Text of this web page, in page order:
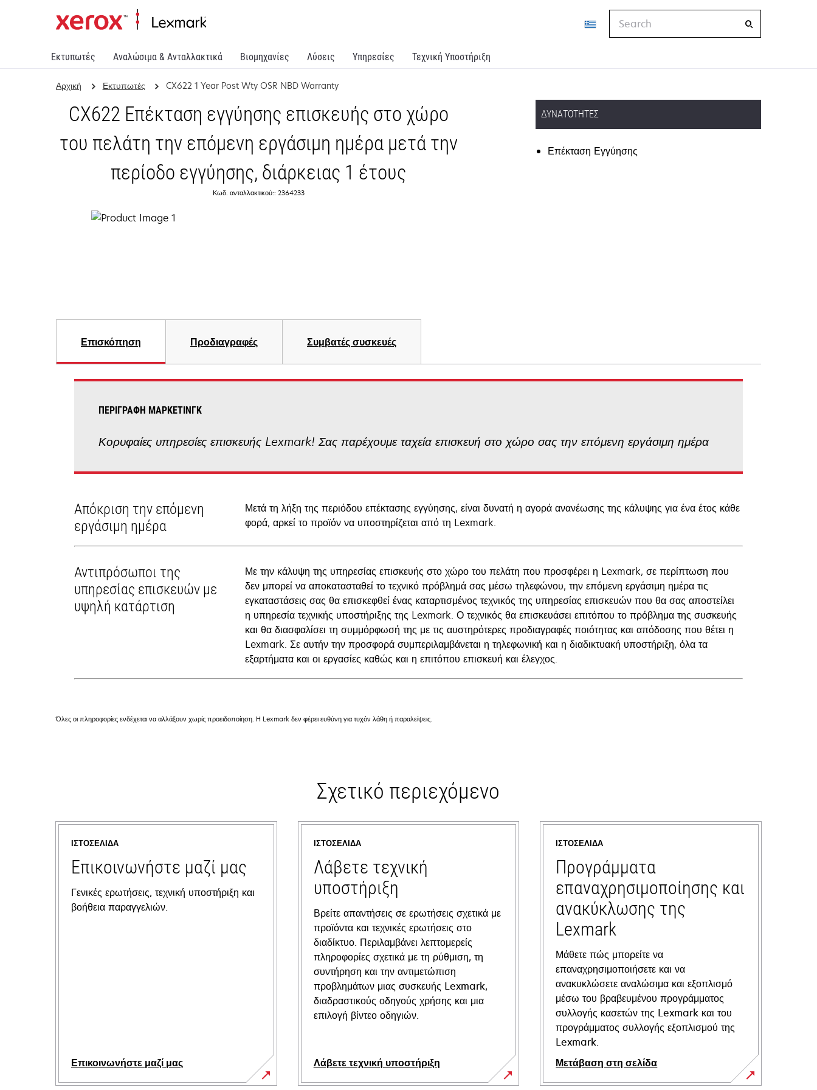
Εκτυπωτές Αναλώσιμα & Ανταλλακτικά Βιομηχανίες Λύσεις Υπηρεσίες Τεχνική Υποστήριξη
Αρχική Εκτυπωτές CX622 1 Year Post Wty OSR NBD Warranty
CX622 Επέκταση εγγύησης επισκευής στο χώρο
του πελάτη την επόμενη εργάσιμη ημέρα μετά την
περίοδο εγγύησης, διάρκειας 1 έτους
Κωδ. ανταλλακτικού:: 2364233
ΔΥΝΑΤΌΤΗΤΕΣ
Επέκταση Εγγύησης
Επισκόπηση Προδιαγραφές Συμβατές συσκευές
ΠΕΡΙΓΡΑΦΉ ΜΆΡΚΕΤΙΝΓΚ
Κορυφαίες υπηρεσίες επισκευής Lexmark! Σας παρέχουμε ταχεία επισκευή στο χώρο σας την επόμενη εργάσιμη ημέρα
Απόκριση την επόμενη
εργάσιμη ημέρα
Μετά τη λήξη της περιόδου επέκτασης εγγύησης, είναι δυνατή η αγορά ανανέωσης της κάλυψης για ένα έτος κάθε
φορά, αρκεί το προϊόν να υποστηρίζεται από τη Lexmark.
Αντιπρόσωποι της
υπηρεσίας επισκευών με
υψηλή κατάρτιση
Με την κάλυψη της υπηρεσίας επισκευής στο χώρο του πελάτη που προσφέρει η Lexmark, σε περίπτωση που
δεν μπορεί να αποκατασταθεί το τεχνικό πρόβλημά σας μέσω τηλεφώνου, την επόμενη εργάσιμη ημέρα τις
εγκαταστάσεις σας θα επισκεφθεί ένας καταρτισμένος τεχνικός της υπηρεσίας επισκευών που θα σας αποστείλει
η υπηρεσία τεχνικής υποστήριξης της Lexmark. Ο τεχνικός θα επισκευάσει επιτόπου το πρόβλημα της συσκευής
και θα διασφαλίσει τη συμμόρφωσή της με τις αυστηρότερες προδιαγραφές ποιότητας και απόδοσης που θέτει η
Lexmark. Σε αυτήν την προσφορά συμπεριλαμβάνεται η τηλεφωνική και η διαδικτυακή υποστήριξη, όλα τα
εξαρτήματα και οι εργασίες καθώς και η επιτόπου επισκευή και έλεγχος.
Όλες οι πληροφορίες ενδέχεται να αλλάξουν χωρίς προειδοποίηση. Η Lexmark δεν φέρει ευθύνη για τυχόν λάθη ή παραλείψεις.
Σχετικό περιεχόμενο
ΙΣΤΟΣΕΛΊΔΑ
Επικοινωνήστε μαζί μας
Γενικές ερωτήσεις, τεχνική υποστήριξη και
βοήθεια παραγγελιών.
Επικοινωνήστε μαζί μας
ΙΣΤΟΣΕΛΊΔΑ
Λάβετε τεχνική
υποστήριξη
Βρείτε απαντήσεις σε ερωτήσεις σχετικά με
προϊόντα και τεχνικές ερωτήσεις στο
διαδίκτυο. Περιλαμβάνει λεπτομερείς
πληροφορίες σχετικά με τη ρύθμιση, τη
συντήρηση και την αντιμετώπιση
προβλημάτων μιας συσκευής Lexmark,
διαδραστικούς οδηγούς χρήσης και μια
επιλογή βίντεο οδηγιών.
Λάβετε τεχνική υποστήριξη
ΙΣΤΟΣΕΛΊΔΑ
Προγράμματα
επαναχρησιμοποίησης και
ανακύκλωσης της
Lexmark
Μάθετε πώς μπορείτε να
επαναχρησιμοποιήσετε και να
ανακυκλώσετε αναλώσιμα και εξοπλισμό
μέσω του βραβευμένου προγράμματος
συλλογής κασετών της Lexmark και του
προγράμματος συλλογής εξοπλισμού της
Lexmark.
Μετάβαση στη σελίδα